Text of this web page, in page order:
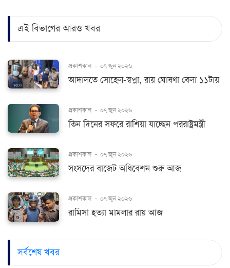
এই বিভাগের আরও খবর
প্রকাশকাল - ০৭ জুন ২০২৬
আদালতে সোহেল-স্বপ্না, রায় ঘোষণা বেলা ১১টায়
প্রকাশকাল - ০৭ জুন ২০২৬
তিন দিনের সফরে রাশিয়া যাচ্ছেন পররাষ্ট্রমন্ত্রী
প্রকাশকাল - ০৭ জুন ২০২৬
সংসদের বাজেট অধিবেশন শুরু আজ
প্রকাশকাল - ০৭ জুন ২০২৬
রামিসা হত্যা মামলার রায় আজ
সর্বশেষ খবর